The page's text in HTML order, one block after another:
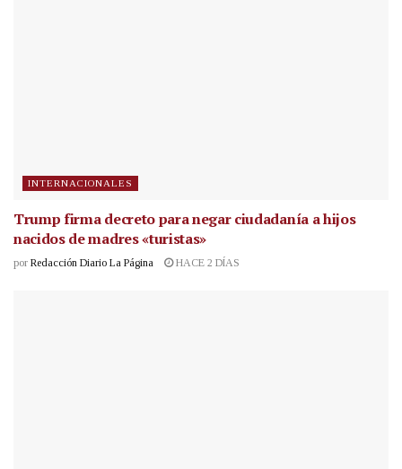
INTERNACIONALES
Trump firma decreto para negar ciudadanía a hijos
nacidos de madres «turistas»
por Redacción Diario La Página HACE 2 DÍAS